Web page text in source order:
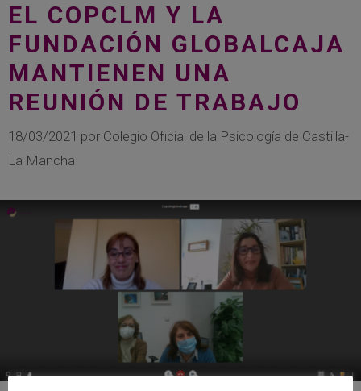
EL COPCLM Y LA
FUNDACIÓN GLOBALCAJA
MANTIENEN UNA
REUNIÓN DE TRABAJO
18/03/2021 por Colegio Oficial de la Psicología de Castilla-
La Mancha